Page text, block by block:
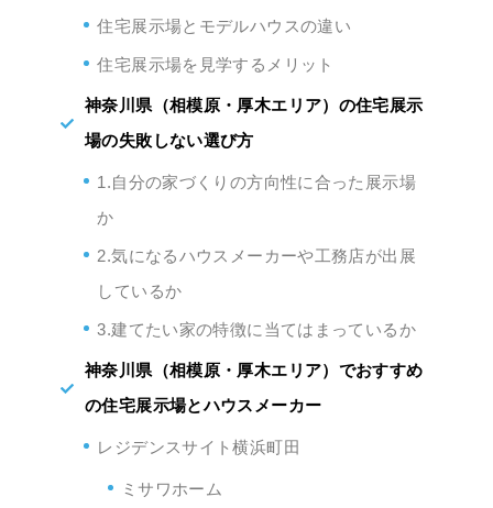
住宅展示場とモデルハウスの違い
住宅展示場を見学するメリット
神奈川県（相模原・厚木エリア）の住宅展示
場の失敗しない選び方
1.自分の家づくりの方向性に合った展示場
か
2.気になるハウスメーカーや工務店が出展
しているか
3.建てたい家の特徴に当てはまっているか
神奈川県（相模原・厚木エリア）でおすすめ
の住宅展示場とハウスメーカー
レジデンスサイト横浜町田
ミサワホーム